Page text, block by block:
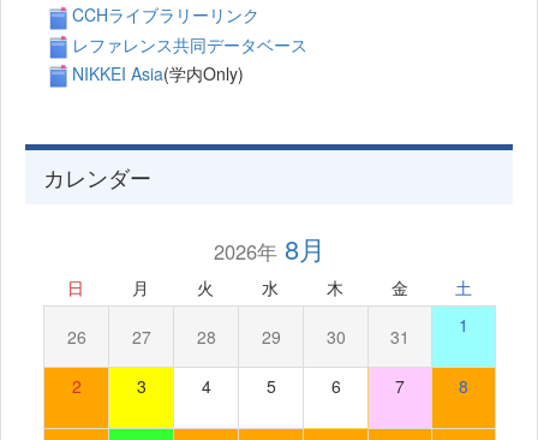
CCHライブラリーリンク
レファレンス共同データベース
NIKKEI Asia(学内Only)
カレンダー
2026年8月
日 月 火 水 木 金 土
26 27 28 29 30 31 1
2 3 4 5 6 7 8